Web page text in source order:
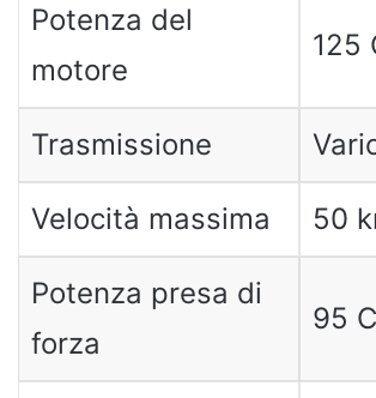
Potenza del
motore
125
Trasmissione
Velocità massima 50
Potenza presa di
forza
95